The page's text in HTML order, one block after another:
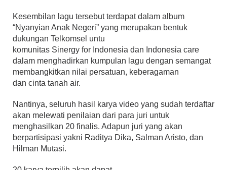
Kesembilan lagu tersebut terdapat dalam album
“Nyanyian Anak Negeri” yang merupakan bentuk
dukungan Telkomsel untu
komunitas Sinergy for Indonesia dan Indonesia care
dalam menghadirkan kumpulan lagu dengan semangat
membangkitkan nilai persatuan, keberagaman
dan cinta tanah air.
Nantinya, seluruh hasil karya video yang sudah terdaftar
akan melewati penilaian dari para juri untuk
menghasilkan 20 finalis. Adapun juri yang akan
berpartisipasi yakni Raditya Dika, Salman Aristo, dan
Hilman Mutasi.